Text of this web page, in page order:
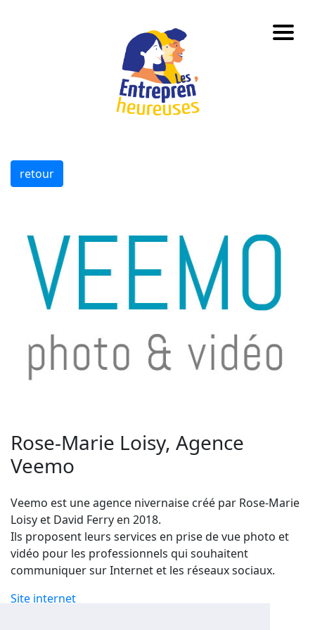
retour
Rose-Marie Loisy, Agence
Veemo
Veemo est une agence nivernaise créé par Rose-Marie
Loisy et David Ferry en 2018.
Ils proposent leurs services en prise de vue photo et
vidéo pour les professionnels qui souhaitent
communiquer sur Internet et les réseaux sociaux.
Site internet